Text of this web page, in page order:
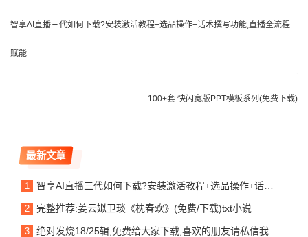
智享AI直播三代如何下载?安装激活教程+选品操作+话术撰写功能,直播全流程
赋能
100+套:快闪宽版PPT模板系列(免费下载)
最新文章
智享AI直播三代如何下载?安装激活教程+选品操作+话术撰写功能,直播全流程赋能
完整推荐:姜云姒卫琰《枕春欢》(免费/下载)txt小说
绝对发烧18/25辑,免费给大家下载,喜欢的朋友请私信我